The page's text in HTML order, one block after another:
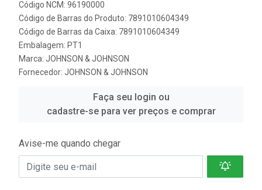
Código NCM: 96190000
Código de Barras do Produto: 7891010604349
Código de Barras da Caixa: 7891010604349
Embalagem: PT1
Marca: JOHNSON & JOHNSON
Fornecedor: JOHNSON & JOHNSON
Faça seu login ou
cadastre-se para ver preços e comprar
Avise-me quando chegar